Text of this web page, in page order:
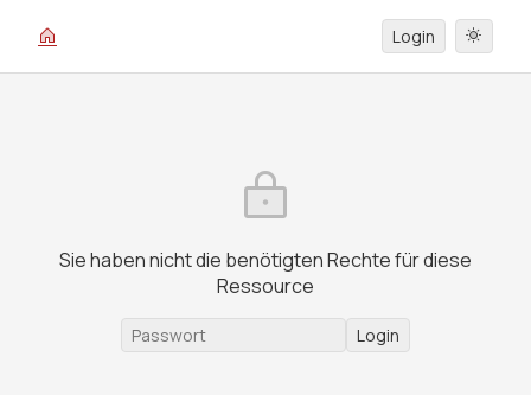
Login
Sie haben nicht die benötigten Rechte für diese
Ressource
Login